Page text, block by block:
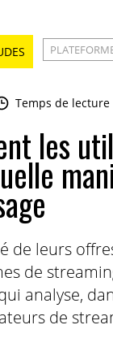
Temps de lecture
les
de leurs
de
analyse,
de